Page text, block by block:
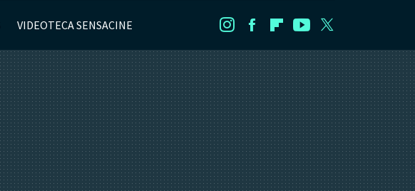
VIDEOTECA SENSACINE InstagramFacebookFlipboard
Youtube